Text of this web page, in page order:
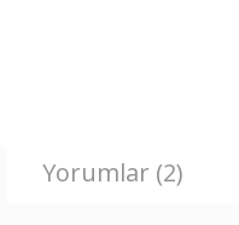
Yorumlar (2)